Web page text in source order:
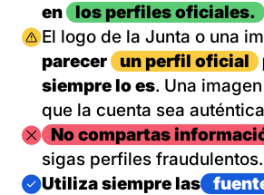
en
los perfiles oficiales.
Imagen
El logo de la Junta o una
parecer
un perfil oficial
siempre lo es. Una
que la cuenta sea
ImagenNo compartas
sigas perfiles fraudulentos.
Imagen
Utiliza siempre las